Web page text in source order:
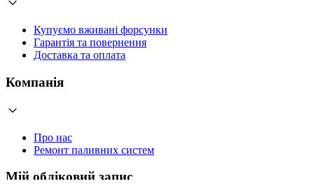
Купуємо вживані форсунки
Гарантія та повернення
Доставка та оплата
Компанія
Про нас
Ремонт паливних систем
Мій обліковий запис